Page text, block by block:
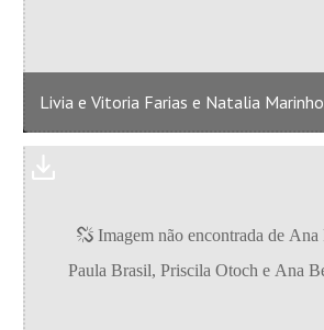
Livia e Vitoria Farias e Natalia Marinho